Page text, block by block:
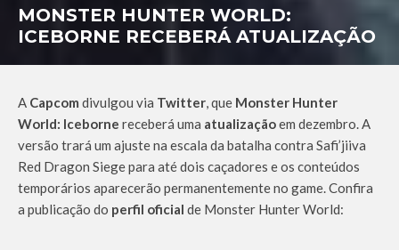
MONSTER HUNTER WORLD:
ICEBORNE RECEBERÁ ATUALIZAÇÃO
A Capcom divulgou via Twitter, que Monster Hunter
World: Iceborne receberá uma atualizaçãoem dezembro. A
versão trará um ajuste na escala da batalha contra Safi’jiiva
Red Dragon Siege para até dois caçadores e os conteúdos
temporários aparecerão permanentemente no game. Confira
a publicação do perfil oficial de Monster Hunter World: